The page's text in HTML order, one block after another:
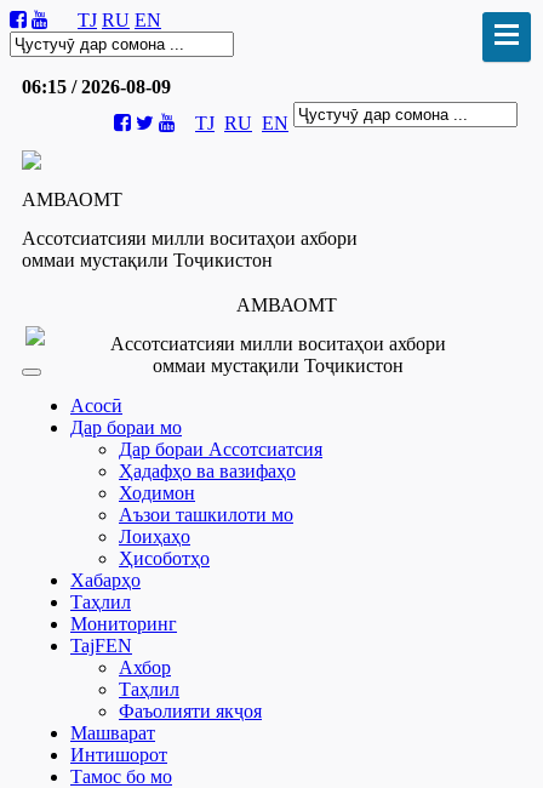
TJ RU EN
06:15 / 2026-08-09
TJ RU EN
АМВАОМТ
Ассотсиатсияи милли воситаҳои ахбори
оммаи мустақили Тоҷикистон
АМВАОМТ
Ассотсиатсияи милли воситаҳои ахбори
оммаи мустақили Тоҷикистон
Асосӣ
Дар бораи мо
Дар бораи Ассотсиатсия
Ҳадафҳо ва вазифаҳо
Ходимон
Аъзои ташкилоти мо
Лоиҳаҳо
Ҳисоботҳо
Хабарҳо
Таҳлил
Мониторинг
TajFEN
Ахбор
Таҳлил
Фаъолияти якҷоя
Машварат
Интишорот
Тамос бо мо